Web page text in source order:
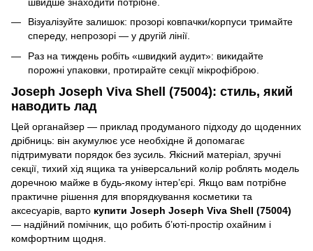
Візуалізуйте залишок: прозорі ковпачки/корпуси тримайте
спереду, непрозорі — у другій лінії.
Раз на тиждень робіть «швидкий аудит»: викидайте
порожні упаковки, протирайте секції мікрофіброю.
Joseph Joseph Viva Shell (75004): стиль, який
наводить лад
Цей органайзер — приклад продуманого підходу до щоденних
дрібниць: він акумулює усе необхідне й допомагає
підтримувати порядок без зусиль. Якісний матеріал, зручні
секції, тихий хід ящика та універсальний колір роблять модель
доречною майже в будь-якому інтер’єрі. Якщо вам потрібне
практичне рішення для впорядкування косметики та
аксесуарів, варто купити Joseph Joseph Viva Shell (75004)
— надійний помічник, що робить б’юті-простір охайним і
комфортним щодня.